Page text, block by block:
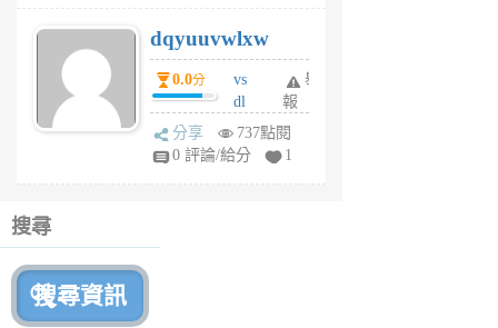
6
個
月
前
dqyuuvwlxw
0.0分
vs
dl
sq
fy
舉
報
分享
737點閱
0 評論/給分
1
搜尋